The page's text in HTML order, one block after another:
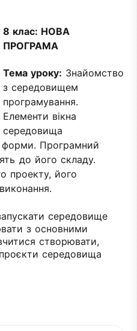
8 клас: НОВА
ПРОГРАМА
Тема уроку: Знайомство
з середовищем
програмування.
Елементи вікна
середовища
форми. Програмний
до його складу.
проекту, його
середовище
з основними
створювати,
середовища